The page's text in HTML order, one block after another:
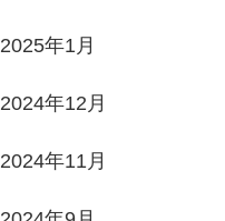
2025年1月
2024年12月
2024年11月